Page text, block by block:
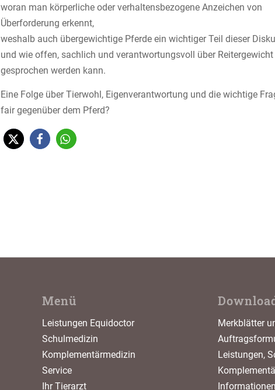
woran man körperliche oder verhaltensbezogene Anzeichen von
Überforderung erkennt,
weshalb auch übergewichtige Pferde ein wichtiger Teil dieser
und wie offen, sachlich und verantwortungsvoll über Reitergewicht
gesprochen werden kann.
Eine Folge über Tierwohl, Eigenverantwortung und die wichtige
fair gegenüber dem Pferd?
Menü
Leistungen Equidoctor
Schulmedizin
Komplementärmedizin
Service
Ihr Tierarzt
Merkblätter
Leistungen,